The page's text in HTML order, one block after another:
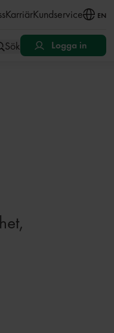
KarriärKundservice EN
Sök Logga in